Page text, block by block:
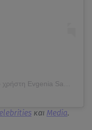
και Media.